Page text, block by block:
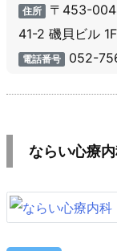
住所 〒453-
41-2 磯貝ビル 1F
電話番号 052-
ならい心療